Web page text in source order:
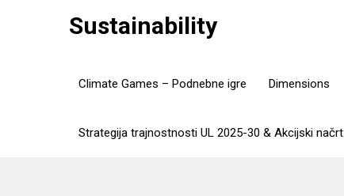
Sustainability
Climate Games – Podnebne igre Dimensions
Strategija trajnostnosti UL 2025-30 & Akcijski načrt